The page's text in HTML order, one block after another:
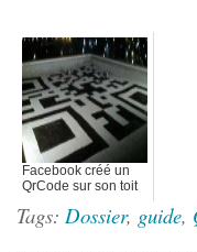
Facebook créé un
QrCode sur son toit
Tags: Dossier, guide,